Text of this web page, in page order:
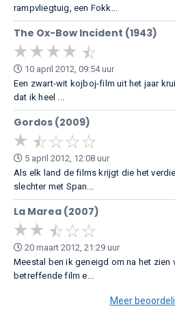
rampvliegtuig, een Fokk...
The Ox-Bow Incident (1943)
10 april 2012, 09:54 uur
Een zwart-wit kojboj-film uit het jaar
dat ik heel ...
Gordos (2009)
5 april 2012, 12:08 uur
Als elk land de films krijgt die het
slechter met Span...
La Marea (2007)
20 maart 2012, 21:29 uur
Meestal ben ik geneigd om na het zien
betreffende film e...
Meer